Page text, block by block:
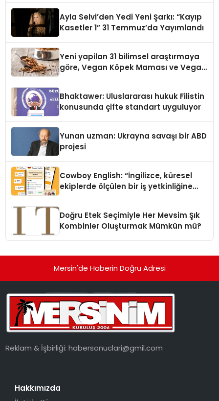
Ayla Selvi’den Yedi Yeni Şarkı: “Kayıp
Kasetler 1” 31 Temmuz’da Yayımlandı
Yeni yapilan 31 bilimsel araştırmaya
göre, Vegan Köpek Maması ve Vegan
Bhaktawer: Uluslararası hukuk Filistin
konusunda çifte standart uyguluyor
Yunan uzman: Ukrayna savaşı bir ABD
projesi
Cowboy English: “İngilizce, küresel
ekiplerde ölçülen bir iş yetkinliğine
Doğru Etek Seçimiyle Her Mevsim Şık
Kombinler Oluşturmak Mümkün mü?
Mersin'de Haberin Doğru Adresi
Reklam & İşbirliği:habersonuclari@gmil.com
Hakkımızda